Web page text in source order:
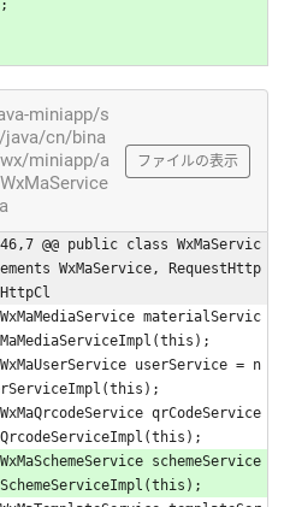
miniapp/s
cn/bina
miniapp/a
ファイルの表示
@@ public class WxMaServic
WxMaService, RequestHttp